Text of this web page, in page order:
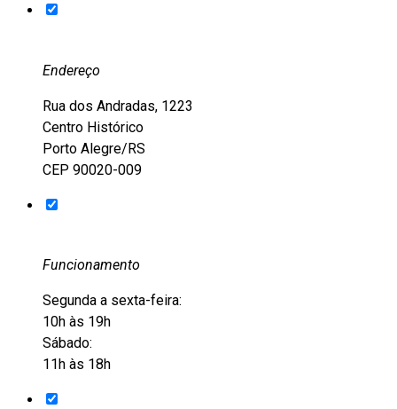
Endereço
Rua dos Andradas, 1223
Centro Histórico
Porto Alegre/RS
CEP 90020-009
Funcionamento
Segunda a sexta-feira:
10h às 19h
Sábado:
11h às 18h